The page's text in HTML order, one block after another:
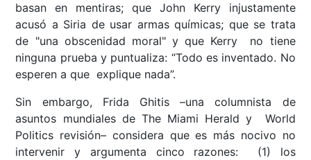
basan en mentiras; que John Kerry injustamente
acusó a Siria de usar armas químicas; que se trata
de "una obscenidad moral" y que Kerry no tiene
ninguna prueba y puntualiza: “Todo es inventado. No
esperen a que explique nada”.
Sin embargo, Frida Ghitis –una columnista de
asuntos mundiales de The Miami Herald y World
Politics revisión– considera que es más nocivo no
intervenir y argumenta cinco razones: (1) los